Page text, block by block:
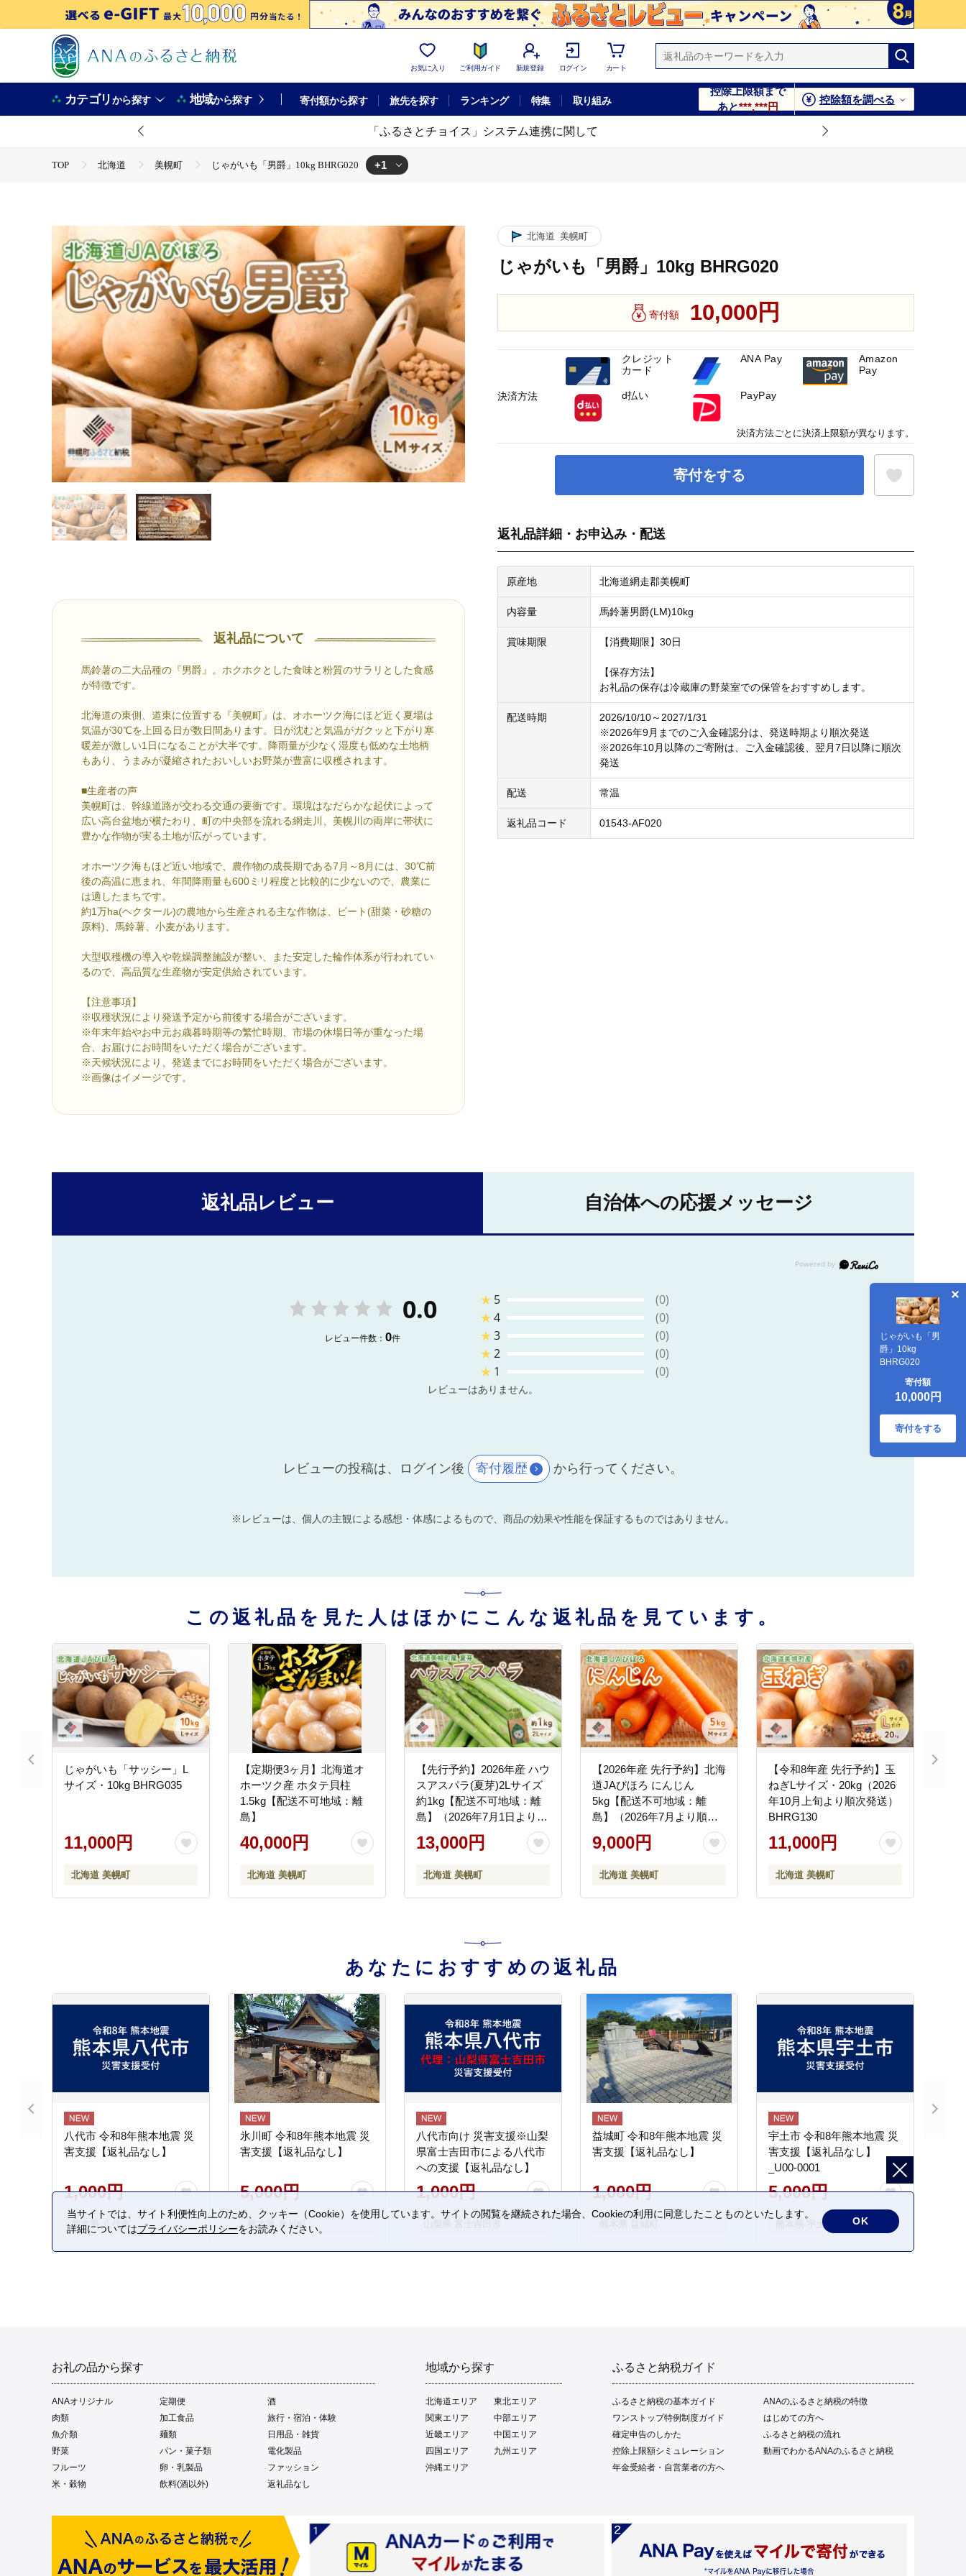
お気に入り ご利用ガイド 新規登録 ログイン カート
カテゴリから探す 地域から探す 寄付額から探す 旅先を探す ランキング 特集 取り組み
控除上限額まで
あと***,***円
控除額を調べる
「ふるさとチョイス」システム連携に関して
TOP 北海道 美幌町 じゃがいも「男爵」10kg BHRG020 +1
返礼品について
馬鈴薯の二大品種の『男爵』。ホクホクとした食味と粉質のサラリとした食感
が特徴です。
北海道の東側、道東に位置する『美幌町』は、オホーツク海にほど近く夏場は
気温が30℃を上回る日が数日間あります。日が沈むと気温がガクッと下がり寒
暖差が激しい1日になることが大半です。降雨量が少なく湿度も低めな土地柄
もあり、うまみが凝縮されたおいしいお野菜が豊富に収穫されます。
■生産者の声
美幌町は、幹線道路が交わる交通の要衝です。環境はなだらかな起伏によって
広い高台盆地が横たわり、町の中央部を流れる網走川、美幌川の両岸に帯状に
豊かな作物が実る土地が広がっています。
オホーツク海もほど近い地域で、農作物の成長期である7月～8月には、30℃前
後の高温に恵まれ、年間降雨量も600ミリ程度と比較的に少ないので、農業に
は適したまちです。
約1万ha(ヘクタール)の農地から生産される主な作物は、ビート(甜菜・砂糖の
原料)、馬鈴薯、小麦があります。
大型収穫機の導入や乾燥調整施設が整い、また安定した輪作体系が行われてい
るので、高品質な生産物が安定供給されています。
【注意事項】
※収穫状況により発送予定から前後する場合がございます。
※年末年始やお中元お歳暮時期等の繁忙時期、市場の休場日等が重なった場
合、お届けにお時間をいただく場合がございます。
※天候状況により、発送までにお時間をいただく場合がございます。
※画像はイメージです。
北海道 美幌町
じゃがいも「男爵」10kg BHRG020
寄付額 10,000円
寄付をする
じゃがいも「男
爵」10kg
BHRG020
寄付額
10,000円
寄付をする
返礼品詳細・お申込み・配送
原産地 北海道網走郡美幌町
内容量 馬鈴薯男爵(LM)10kg
賞味期限 【消費期限】30日
【保存方法】
お礼品の保存は冷蔵庫の野菜室での保管をおすすめします。
配送時期
2026/10/10～2027/1/31
※2026年9月までのご入金確認分は、発送時期より順次発送
※2026年10月以降のご寄附は、ご入金確認後、翌月7日以降に順次
発送
配送 常温
返礼品コード 01543-AF020
決済方法
クレジット
カード
ANA Pay
Amazon
Pay
d払い PayPay
決済方法ごとに決済上限額が異なります。
返礼品レビュー 自治体への応援メッセージ
0.0
レビュー件数： 0件
★ 5
(0)
★4
(0)
★3
(0)
★2
(0)
★ 1 (0)
レビューはありません。
レビューの投稿は、ログイン後 寄付履歴 から行ってください。
※レビューは、個人の主観による感想・体感によるもので、商品の効果や性能を保証するものではありません。
この返礼品を見た人はほかにこんな返礼品を見ています。
じゃがいも「サッシー」L
サイズ・10kg BHRG035
11,000円
北海道 美幌町
【定期便3ヶ月】北海道オ
ホーツク産 ホタテ貝柱
1.5kg【配送不可地域：離
島】
40,000円
北海道 美幌町
【先行予約】2026年産 ハウ
スアスパラ(夏芽)2Lサイズ
約1kg【配送不可地域：離
島】（2026年7月1日より順
次発送） BHRG016
13,000円
北海道 美幌町
【2026年産 先行予約】北海
道JAびほろ にんじん
5kg【配送不可地域：離
島】（2026年7月より順次
発送） BHRG019
9,000円
北海道 美幌町
【令和8年産 先行予約】玉
ねぎLサイズ・20kg（2026
年10月上旬より順次発送）
BHRG130
11,000円
北海道 美幌町
あなたにおすすめの返礼品
八代市 令和8年熊本地震 災
害支援【返礼品なし】
1,000円
熊本県 八代市
氷川町 令和8年熊本地震 災
害支援【返礼品なし】
5,000円
熊本県 氷川町
八代市向け 災害支援※山梨
県富士吉田市による八代市
への支援【返礼品なし】
1,000円
益城町 令和8年熊本地震 災
害支援【返礼品なし】
1,000円
宇土市 令和8年熊本地震 災
害支援【返礼品なし】
_U00-0001
5,000円
熊本県 宇土市
お礼の品から探す
ANAオリジナル 定期便
酒
肉類
加工食品
旅行・宿泊・体験
魚介類
麺類
日用品・雑貨
野菜
パン・菓子類
電化製品
フルーツ
卵・乳製品
ファッション
米・穀物
飲料(酒以外) 返礼品なし
地域から探す
北海道エリア
東北エリア
関東エリア
中部エリア
近畿エリア
中国エリア
四国エリア
九州エリア
沖縄エリア
ふるさと納税ガイド
ふるさと納税の基本ガイド
ANAのふるさと納税の特徴
ワンストップ特例制度ガイド
はじめての方へ
確定申告のしかた
ふるさと納税の流れ
控除上限額シミュレーション
動画でわかるANAのふるさと納税
年金受給者・自営業者の方へ
当サイトでは、サイト利便性向上のため、クッキー（Cookie）を使用しています。サイトの閲覧を継続された場合、Cookieの利用に同意したことものといたします。
詳細についてはプライバシーポリシーをお読みください。
OK